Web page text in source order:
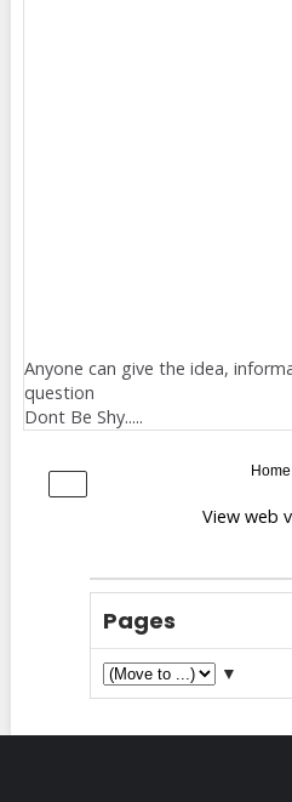
Anyone can give the idea,
question
Dont Be Shy.....
‹ Home
View web
Pages
▼